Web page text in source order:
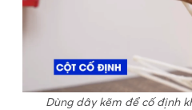
Dùng dây kẽm để cố định